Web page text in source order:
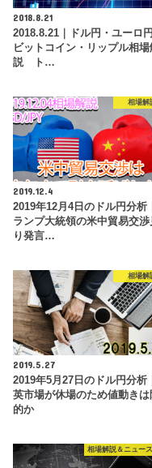
2018.8.21
2018.8.21｜ドル円・ユーロ円
ビットコイン・リップル相場
説 ト…
相場解
2019.12.4
2019年12月4日のドル円分析
ランプ大統領の米中貿易交渉
り発言…
相場解
2019.5.27
2019年5月27日のドル円分析
英市場が休場のため値動きは
的か
相場解説＆ニュー